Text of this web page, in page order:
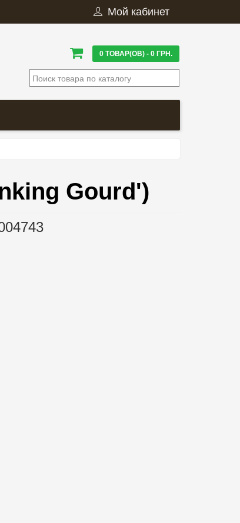
Мой кабинет
0 ТОВАР(ОВ) - 0 ГРН.
Gourd')